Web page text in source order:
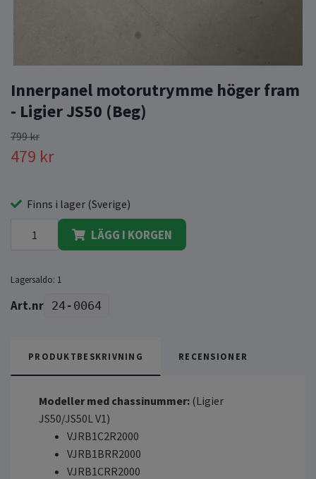
Innerpanel motorutrymme höger fram
- Ligier JS50 (Beg)
799 kr
479 kr
Finns i lager (Sverige)
LÄGG I KORGEN
Lagersaldo: 1
24-0064
PRODUKTBESKRIVNING RECENSIONER
Modeller med chassinummer: (Ligier
JS50/JS50L V1)
VJRB1C2R2000
VJRB1BRR2000
VJRB1CRR2000